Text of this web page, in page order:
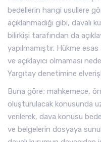
bedellerin hangi usullere
açıklanmadığı gibi, davalı
bilirkişi tarafından da
yapılmamıştır. Hükme
ve açıklayıcı olmaması
Yargıtay denetimine
Buna göre; mahkemece,
oluşturulacak konusunda
verilerek, dava konusu
ve belgelerin dosyaya